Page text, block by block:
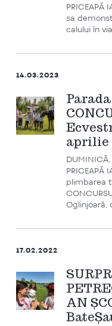
sa
calului în
14.03.2023
aprilie
DUMINICĂ,
PRICEAPĂ
plimbarea
Oglinjoară,
17.02.2022
AN